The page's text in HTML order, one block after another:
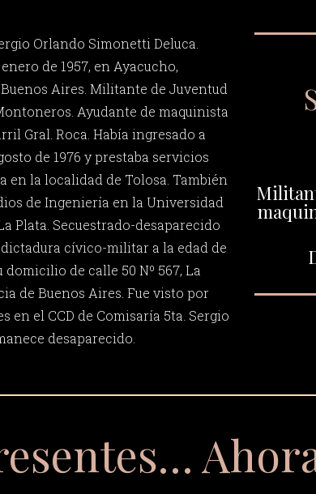
Orlando Simonetti Deluca.
de 1957, en Ayacucho,
Aires. Militante de Juventud
Ayudante de maquinista
Gral. Roca. Había ingresado a
de 1976 y prestaba servicios
en la localidad de Tolosa. También
de Ingeniería en la Universidad
Plata. Secuestrado-desaparecido
cívico-militar a la edad de
domicilio de calle 50 Nº 567, La
de Buenos Aires. Fue visto por
en el CCD de Comisaría 5ta. Sergio
desaparecido.